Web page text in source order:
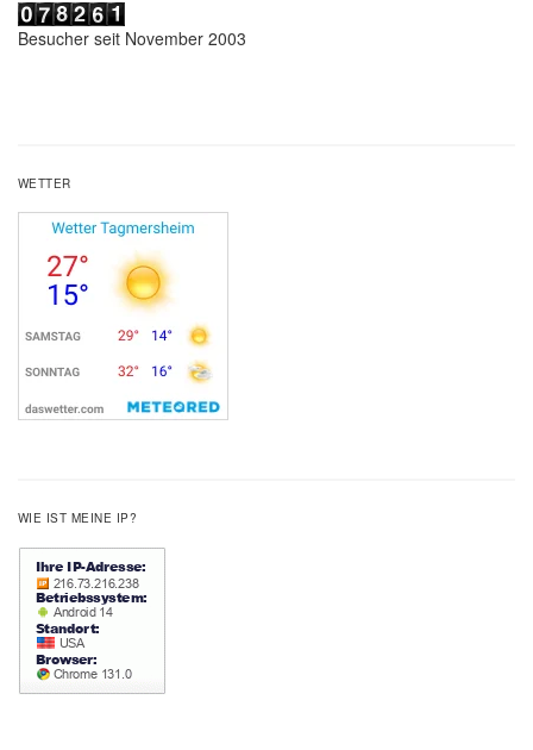
Besucher seit November 2003
WETTER
WIE IST MEINE IP?